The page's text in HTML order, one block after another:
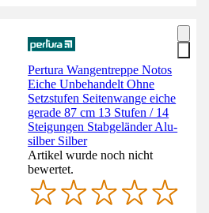
Pertura Wangentreppe Notos
Eiche Unbehandelt Ohne
Setzstufen Seitenwange eiche
gerade 87 cm 13 Stufen / 14
Steigungen Stabgeländer Alu-
silber Silber
Artikel wurde noch nicht
bewertet.